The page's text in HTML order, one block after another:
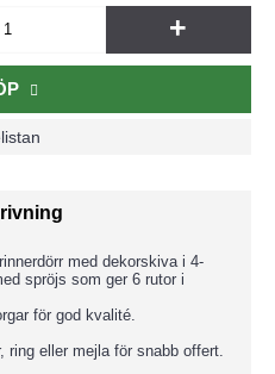
+
med dekorskiva i 4-
spröjs som ger 6 rutor i
för god kvalité.
ring eller mejla för snabb offert.